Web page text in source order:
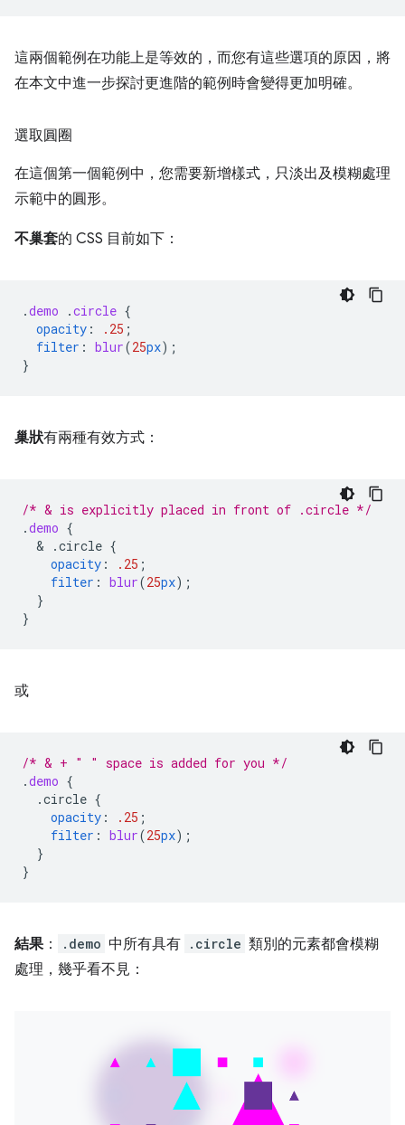
這兩個範例在功能上是等效的，而您有這些選項的原因，將
在本文中進一步探討更進階的範例時會變得更加明確。
選取圓圈
在這個第一個範例中，您需要新增樣式，只淡出及模糊處理
示範中的圓形。
不巢套的 CSS 目前如下：
.demo .circle {
opacity : .25 ;
filter : blur(25px);
}
巢狀有兩種有效方式：
/* & is explicitly placed in front of .circle */
.demo {
  &
.circle {
opacity : .25 ;
filter : blur(25px);
}
}
或
/* & + " " space is added for you */
.demo {
.circle {
opacity : .25 ;
filter : blur(25px);
}
}
結果 ： .demo 中所有具有 .circle 類別的元素都會模糊
處理，幾乎看不見：